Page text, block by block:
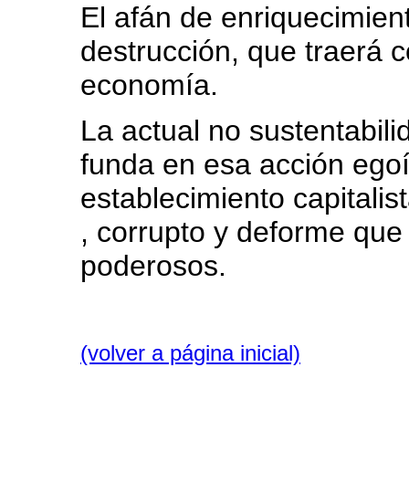
El afán de
destrucción, que traerá
economía.
La actual no
funda en esa acción
establecimiento
, corrupto y deforme
poderosos.
(volver a página inicial)